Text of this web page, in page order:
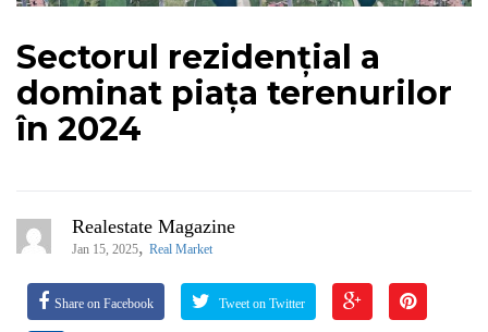
Sectorul rezidențial a
dominat piața terenurilor
în 2024
Realestate Magazine
Jan 15, 2025, Real Market
Share on Facebook Tweet on Twitter